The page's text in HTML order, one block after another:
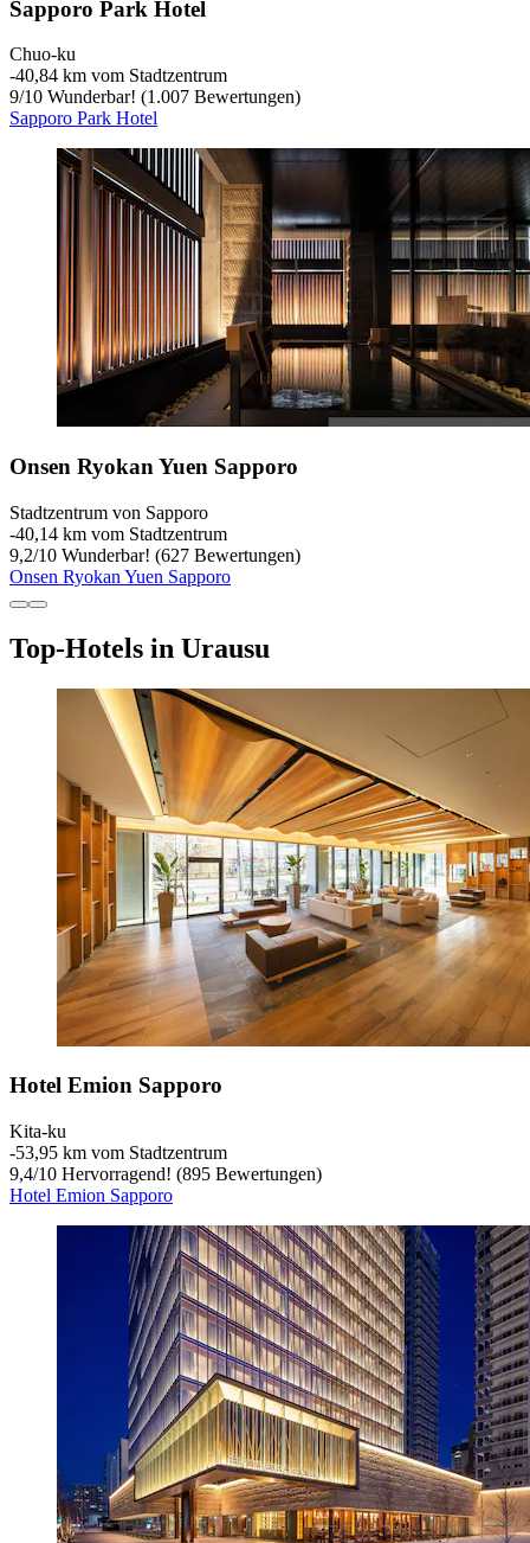
Sapporo Park Hotel
Chuo-ku
‐40,84 km vom Stadtzentrum
9/10 Wunderbar! (1.007 Bewertungen)
Sapporo Park Hotel
Onsen Ryokan Yuen Sapporo
Stadtzentrum von Sapporo
‐40,14 km vom Stadtzentrum
9,2/10 Wunderbar! (627 Bewertungen)
Onsen Ryokan Yuen Sapporo
Top-Hotels in Urausu
Hotel Emion Sapporo
Kita-ku
‐53,95 km vom Stadtzentrum
9,4/10 Hervorragend! (895 Bewertungen)
Hotel Emion Sapporo